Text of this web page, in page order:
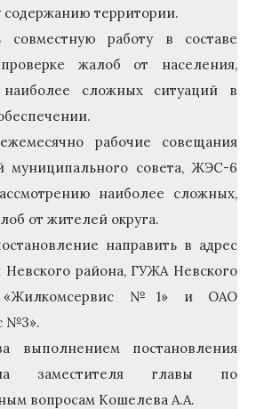
содержанию территории.
совместную работу в составе
жалоб от населения,
наиболее сложных ситуаций в
рабочие совещания
муниципального совета, ЖЭС-6
наиболее сложных,
от жителей округа.
направить в адрес
района, ГУЖА Невского
«Жилкомсервис №1» и ОАО
№3».
выполнением постановления
заместителя главы по
вопросам Кошелева А.А.